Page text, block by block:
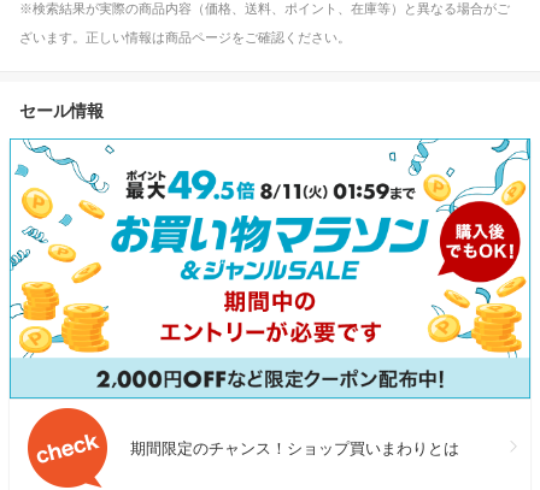
※検索結果が実際の商品内容（価格、送料、ポイント、在庫等）と異なる場合がご
ざいます。正しい情報は商品ページをご確認ください。
セール情報
期間限定のチャンス！ショップ買いまわりとは